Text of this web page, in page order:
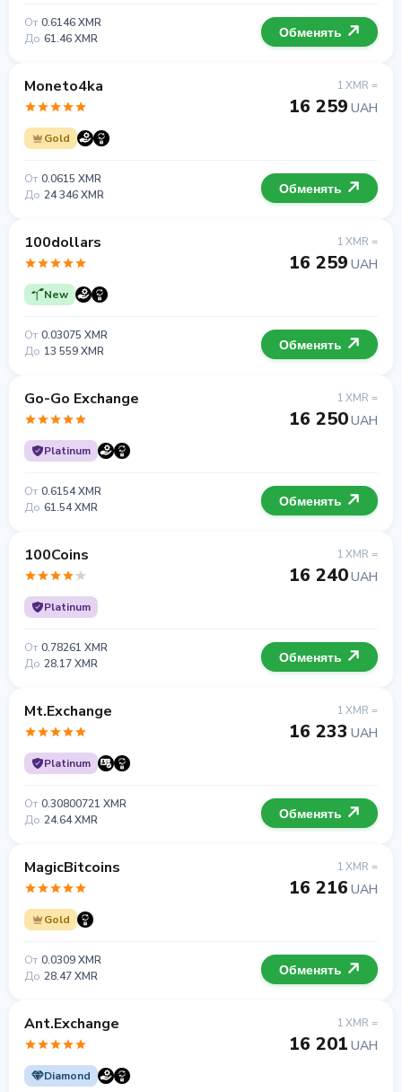
От 0.6146 XMR
До 61.46 XMR Обменять
Moneto4ka
Gold
1 XMR =
16 259 UAH
От 0.0615 XMR
До 24 346 XMR Обменять
100dollars
New
1 XMR =
16 259 UAH
От 0.03075 XMR
До 13 559 XMR Обменять
Go-Go Exchange
Platinum
1 XMR =
16 250UAH
От 0.6154 XMR
До 61.54 XMR Обменять
100Coins
Platinum
1 XMR =
16 240UAH
От 0.78261 XMR
До 28.17 XMR Обменять
Mt.Exchange
Platinum
1 XMR =
16 233 UAH
От 0.30800721 XMR
До 24.64 XMR Обменять
MagicBitcoins
Gold
1 XMR =
16 216 UAH
От 0.0309 XMR
До 28.47 XMR Обменять
Ant.Exchange
Diamond
1 XMR =
16 201 UAH